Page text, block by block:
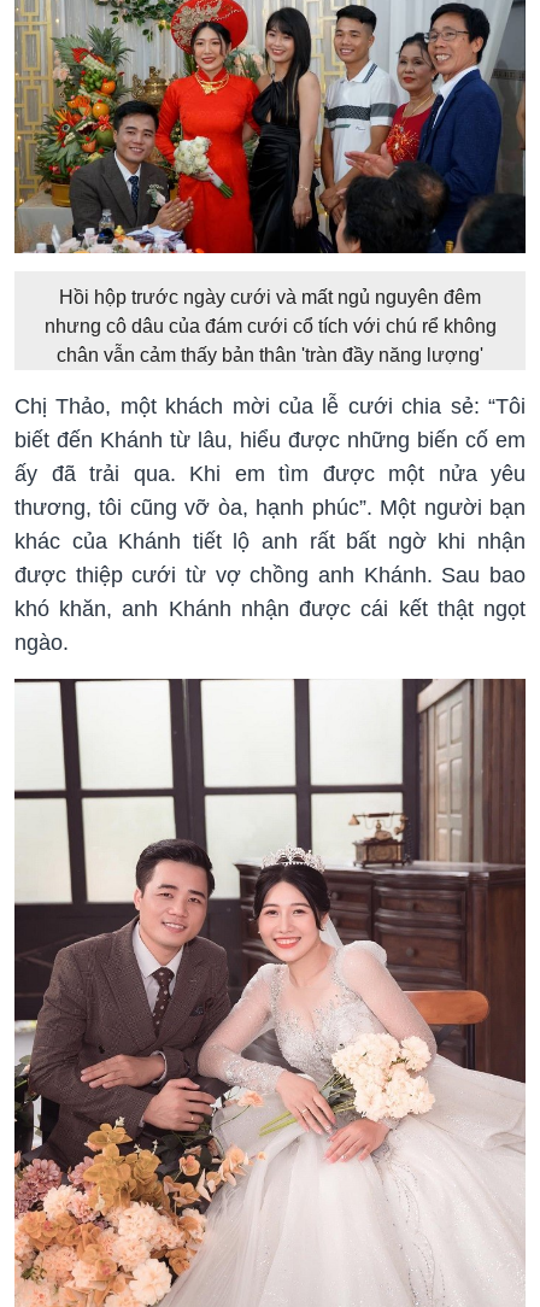
Hồi hộp trước ngày cưới và mất ngủ nguyên đêm
nhưng cô dâu của đám cưới cổ tích với chú rể không
chân vẫn cảm thấy bản thân 'tràn đầy năng lượng'
Chị Thảo, một khách mời của lễ cưới chia sẻ: “Tôi
biết đến Khánh từ lâu, hiểu được những biến cố em
ấy đã trải qua. Khi em tìm được một nửa yêu
thương, tôi cũng vỡ òa, hạnh phúc”. Một người bạn
khác của Khánh tiết lộ anh rất bất ngờ khi nhận
được thiệp cưới từ vợ chồng anh Khánh. Sau bao
khó khăn, anh Khánh nhận được cái kết thật ngọt
ngào.